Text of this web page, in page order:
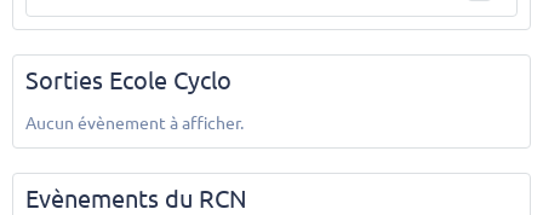
Sorties Ecole Cyclo
Aucun évènement à afficher.
Evènements du RCN